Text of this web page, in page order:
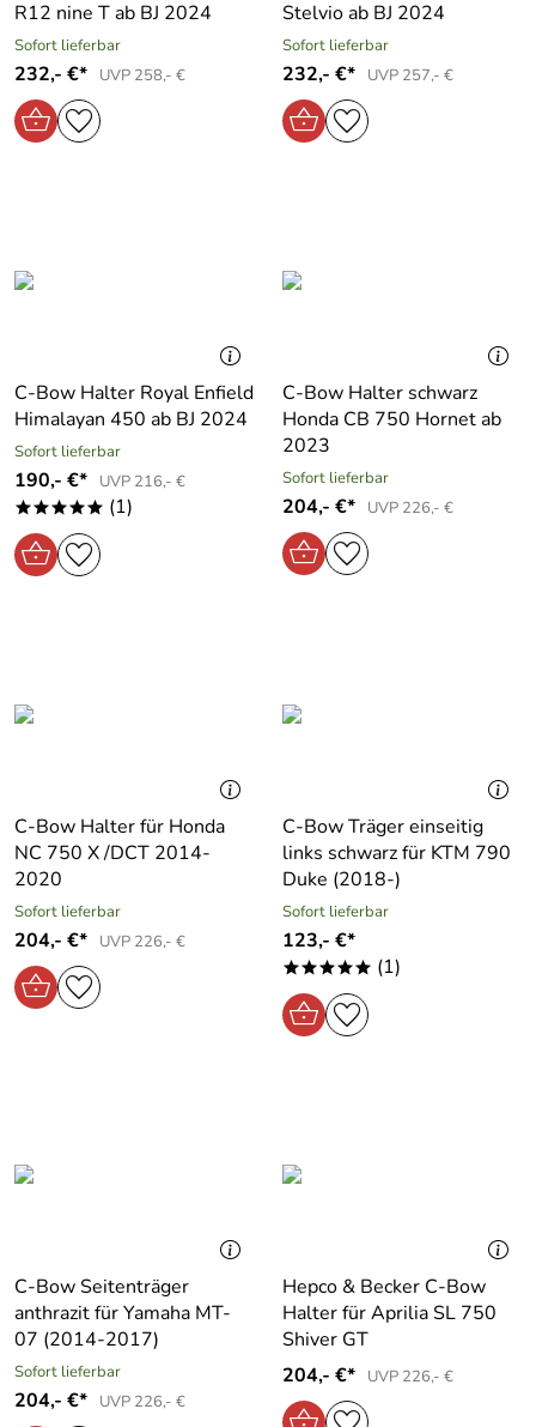
R12 nine T ab BJ 2024
Sofort lieferbar
232,- €* UVP 258,- €
Stelvio ab BJ 2024
Sofort lieferbar
232,- €* UVP 257,- €
C-Bow Halter Royal Enfield
Himalayan 450 ab BJ 2024
Sofort lieferbar
190,- €* UVP 216,- €
***** (1)
C-Bow Halter schwarz
Honda CB 750 Hornet ab
2023
Sofort lieferbar
204,- €* UVP 226,- €
C-Bow Halter für Honda
NC 750 X /DCT 2014-
2020
Sofort lieferbar
204,- €* UVP 226,- €
C-Bow Träger einseitig
links schwarz für KTM 790
Duke (2018-)
Sofort lieferbar
123,- €*
***** (1)
C-Bow Seitenträger
anthrazit für Yamaha MT-
07 (2014-2017)
Sofort lieferbar
204,- €* UVP 226,- €
Hepco & Becker C-Bow
Halter für Aprilia SL 750
Shiver GT
204,- €*
UVP 226,- €